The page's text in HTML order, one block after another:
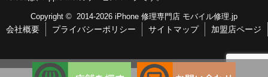
Copyright © 2014-2026 iPhone 修理専門店 モバイル修理.jp
会社概要 プライバシーポリシー サイトマップ 加盟店ページ